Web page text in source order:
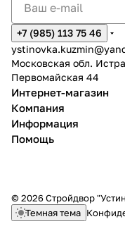
+7 (985) 113 75 46
Московская обл.
Первомайская 44
Интернет-магазин
Компания
Информация
Помощь
© 2026 Стройдвор
Темная тема